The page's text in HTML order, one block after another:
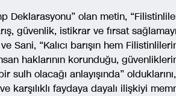
Deklarasyonu” olan metin,
güvenlik, istikrar ve fırsat
Sani, “Kalıcı barışın hem
haklarının korunduğu,
sulh olacağı anlayışında”
karşılıklı faydaya dayalı ilişkiyi